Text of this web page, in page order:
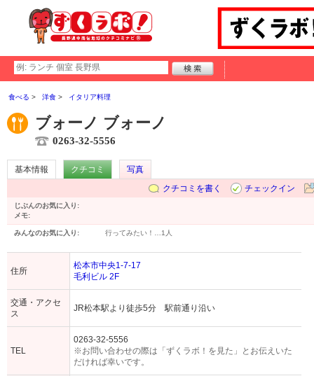
食べる 洋食 イタリア料理
ブォーノ ブォーノ
0263-32-5556
基本情報 クチコミ
写真
クチコミを書く
チェックイン
じぶんのお気に入り:
メモ:
みんなのお気に入り: 行ってみたい！… 1人
住所
松本市中央1-7-17
毛利ビル 2F
交通・アクセ
ス
JR松本駅より徒歩5分 駅前通り沿い
TEL
0263-32-5556
※お問い合わせの際は「ずくラボ！を見た」とお伝えいた
だければ幸いです。